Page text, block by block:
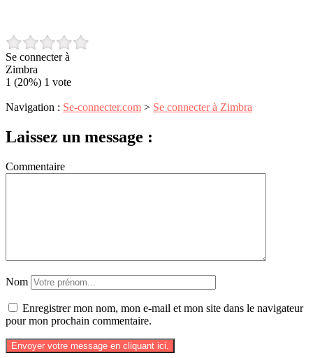
Se connecter à
Zimbra
1 (20%) 1 vote
Navigation : Se-connecter.com > Se connecter à Zimbra
Laissez un message :
Commentaire
Nom
Enregistrer mon nom, mon e-mail et mon site dans le navigateur
pour mon prochain commentaire.